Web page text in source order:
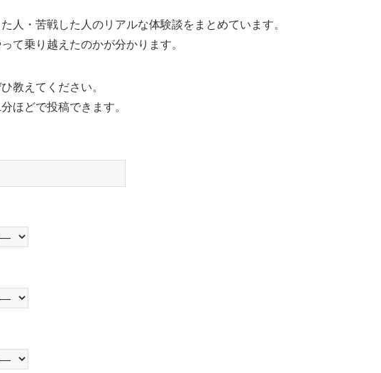
人・苦戦した人のリアルな体験談をまとめています。
て乗り越えたのかが分かります。
教えてください。
ほどで投稿できます。